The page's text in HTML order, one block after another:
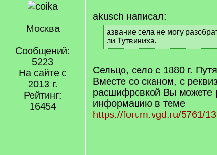
Москва
Сообщений:
5223
На сайте с
2013 г.
Рейтинг:
16454
akusch написал:
[
q
]
азвание села не могу
ли Тутвиниха.
[
q
Сельцо, село с 1880 г.
Вместе со сканом, с
расшифровкой Вы можете
информацию в теме
https://forum.vgd.ru/5761/